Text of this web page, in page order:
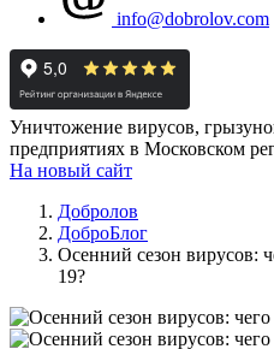
info@dobrolov.com
Уничтожение вирусов,
предприятиях в Московском
На новый сайт
Добролов
ДоброБлог
Осенний сезон вирусов:
19?